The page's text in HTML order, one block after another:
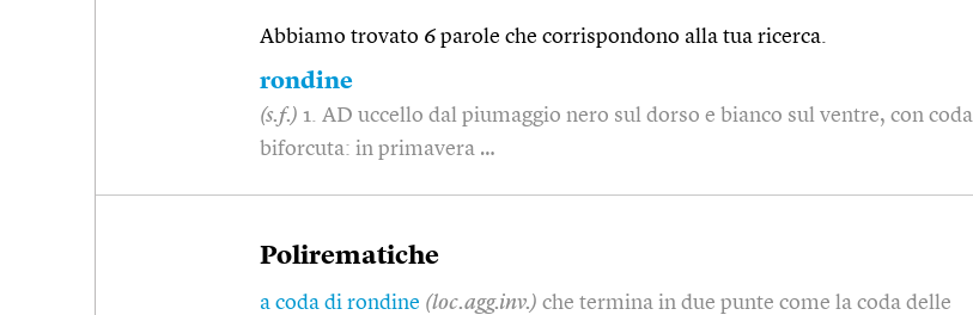
Abbiamo trovato 6 parole che corrispondono alla tua ricerca.
rondine
(s.f.) 1. AD uccello dal piumaggio nero sul dorso e bianco sul ventre, con coda
biforcuta: in primavera …
Polirematiche
a coda di rondine (loc.agg.inv.) che termina in due punte come la coda delle